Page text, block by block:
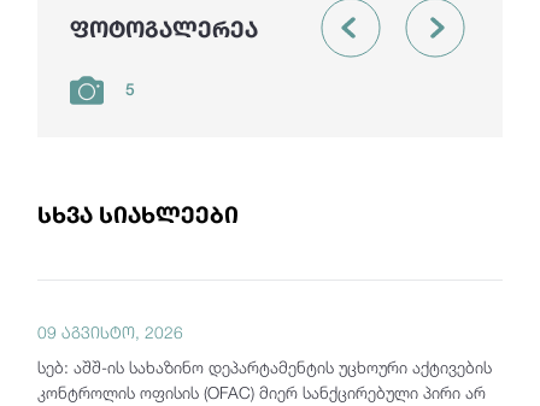
ფოტოგალერეა
5
სხვა სიახლეები
09 აგვისტო, 2026
სებ: აშშ-ის სახაზინო დეპარტამენტის უცხოური აქტივების
კონტროლის ოფისის (OFAC) მიერ სანქცირებული პირი არ